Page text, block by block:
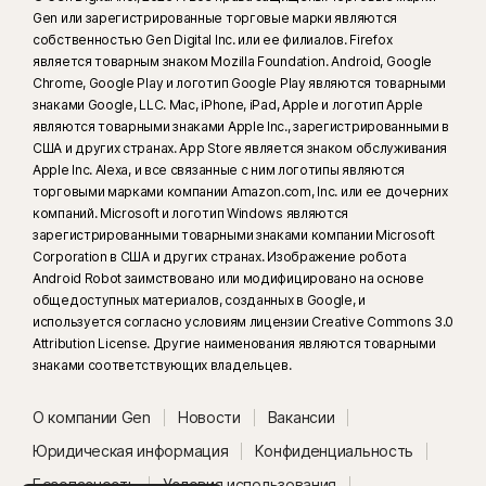
Gen или зарегистрированные торговые марки являются
собственностью Gen Digital Inc. или ее филиалов. Firefox
является товарным знаком Mozilla Foundation. Android, Google
Chrome, Google Play и логотип Google Play являются товарными
знаками Google, LLC. Mac, iPhone, iPad, Apple и логотип Apple
являются товарными знаками Apple Inc., зарегистрированными в
США и других странах. App Store является знаком обслуживания
Apple Inc. Alexa, и все связанные с ним логотипы являются
торговыми марками компании Amazon.com, Inc. или ее дочерних
компаний. Microsoft и логотип Windows являются
зарегистрированными товарными знаками компании Microsoft
Corporation в США и других странах. Изображение робота
Android Robot заимствовано или модифицировано на основе
общедоступных материалов, созданных в Google, и
используется согласно условиям лицензии Creative Commons 3.0
Attribution License. Другие наименования являются товарными
знаками соответствующих владельцев.
О компании Gen Новости
Вакансии
Юридическая информация
Конфиденциальность